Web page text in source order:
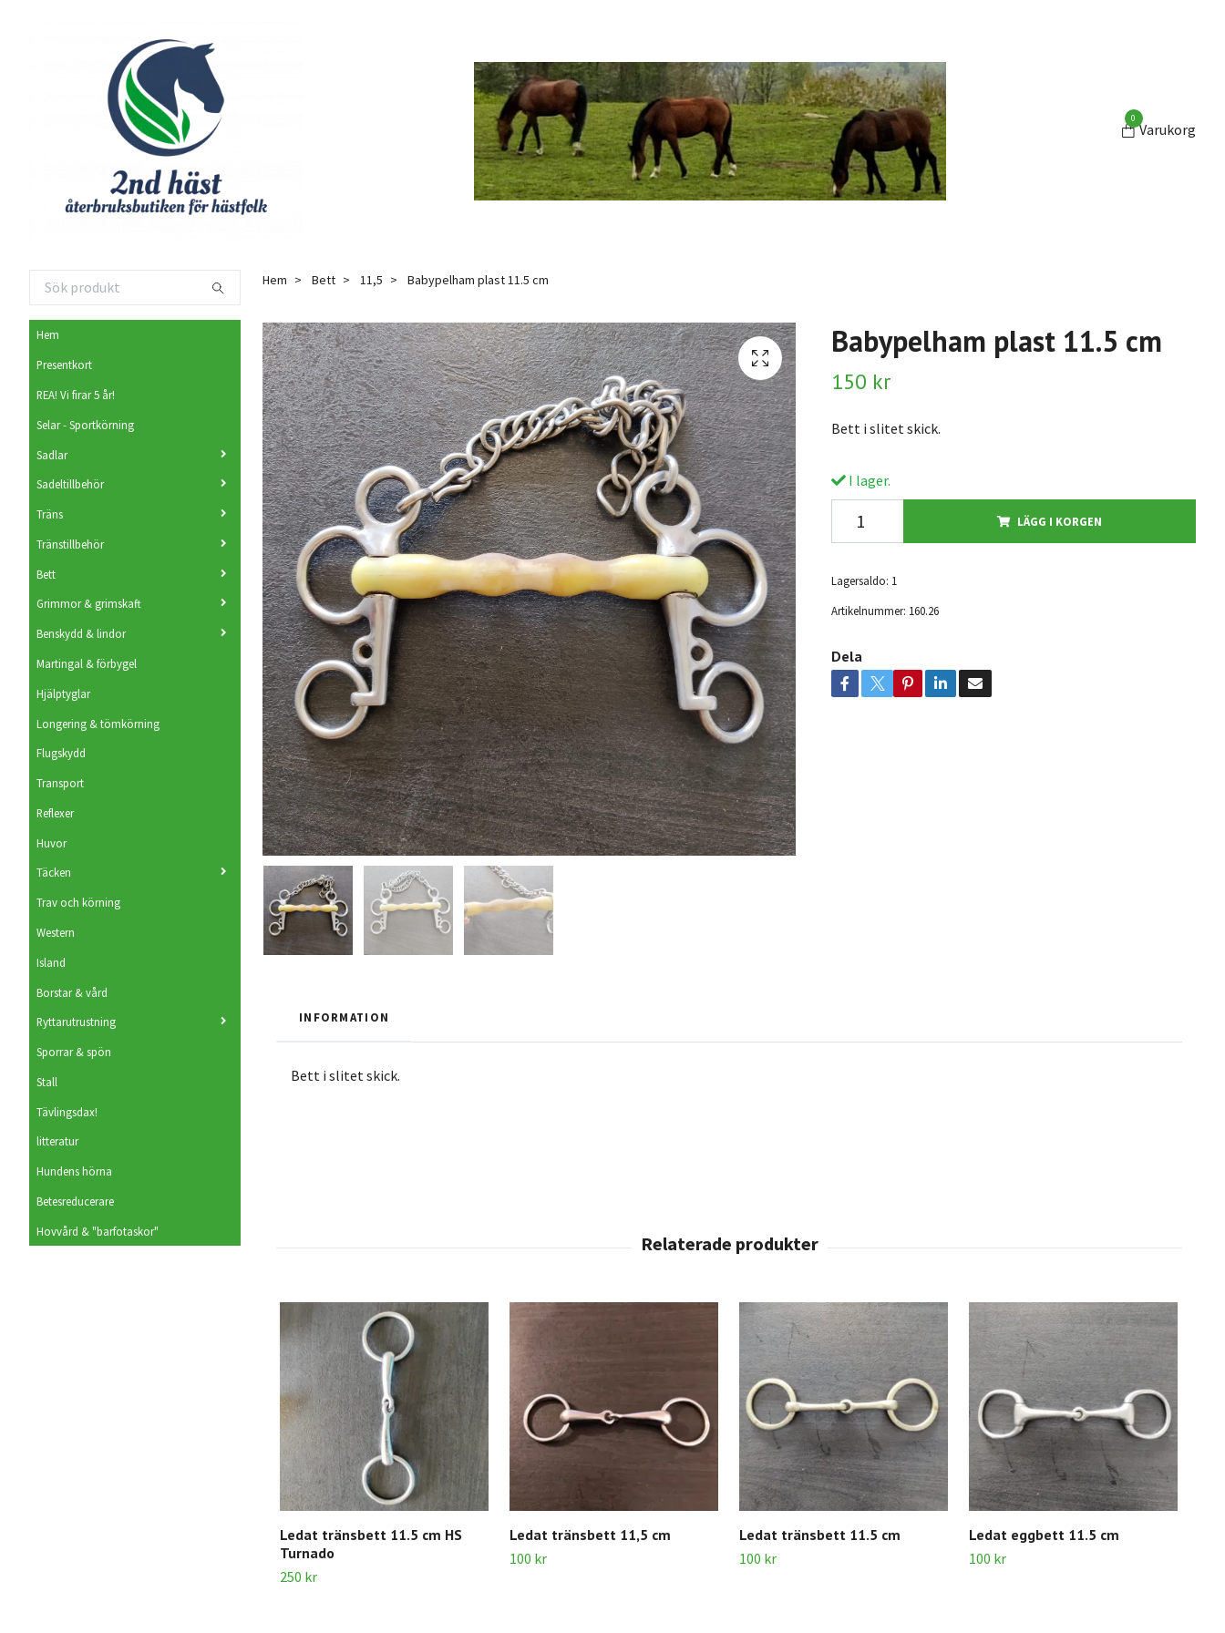
0
Varukorg
Hem
Presentkort
REA! Vi firar 5 år!
Selar - Sportkörning
Sadlar
Sadeltillbehör
Träns
Tränstillbehör
Bett
Grimmor & grimskaft
Benskydd & lindor
Martingal & förbygel
Hjälptyglar
Longering & tömkörning
Flugskydd
Transport
Reflexer
Huvor
Täcken
Trav och körning
Western
Island
Borstar & vård
Ryttarutrustning
Sporrar & spön
Stall
Tävlingsdax!
litteratur
Hundens hörna
Betesreducerare
Hovvård & "barfotaskor"
Hem Bett 11,5 Babypelham plast 11.5 cm
Babypelham plast 11.5 cm
150 kr
Bett i slitet skick.
I lager.
LÄGG I KORGEN
Lagersaldo: 1
Artikelnummer: 160.26
Dela
INFORMATION
Bett i slitet skick.
Ledat tränsbett 11.5 cm HS
Turnado
250 kr
Ledat tränsbett 11,5 cm
100 kr
Ledat tränsbett 11.5 cm
100 kr
Ledat eggbett 11.5 cm
100 kr